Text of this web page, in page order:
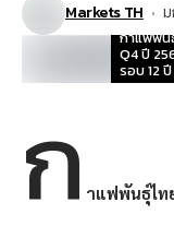
Markets TH
กาแฟพัน
Q4 ปี
รอบ 12 ปี
ก าแฟพันธุ์ไท